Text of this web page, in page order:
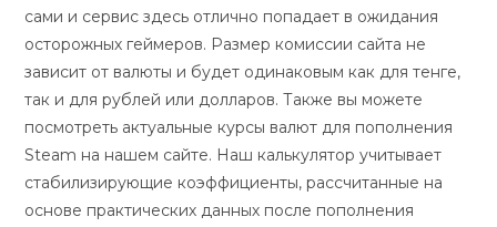
сами и сервис здесь отлично попадает в ожидания
осторожных геймеров. Размер комиссии сайта не
зависит от валюты и будет одинаковым как для тенге,
так и для рублей или долларов. Также вы можете
посмотреть актуальные курсы валют для пополнения
Steam на нашем сайте. Наш калькулятор учитывает
стабилизирующие коэффициенты, рассчитанные на
основе практических данных после пополнения